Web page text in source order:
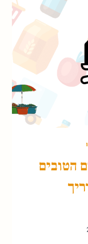
הטובים